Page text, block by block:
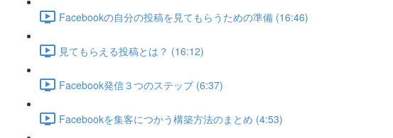
Facebookの自分の投稿を見てもらうための準備 (16:46)
見てもらえる投稿とは？ (16:12)
Facebook発信３つのステップ (6:37)
Facebookを集客につかう構築方法のまとめ (4:53)